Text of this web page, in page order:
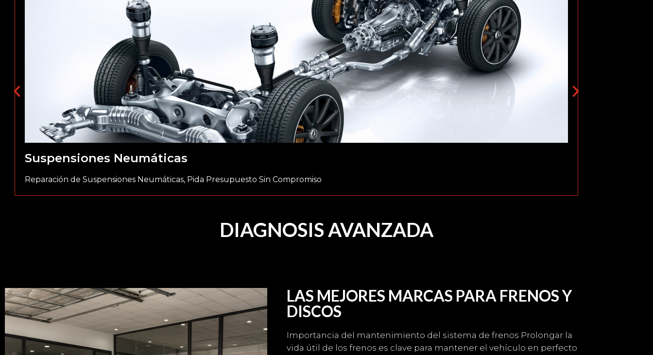
Suspensiones Neumáticas
Reparación de Suspensiones Neumáticas, Pida Presupuesto Sin Compromiso
DIAGNOSIS AVANZADA
LAS MEJORES MARCAS PARA FRENOS Y
DISCOS
Importancia del mantenimiento del sistema de frenos Prolongar la
vida útil de los frenos es clave para mantener el vehículo en perfecto